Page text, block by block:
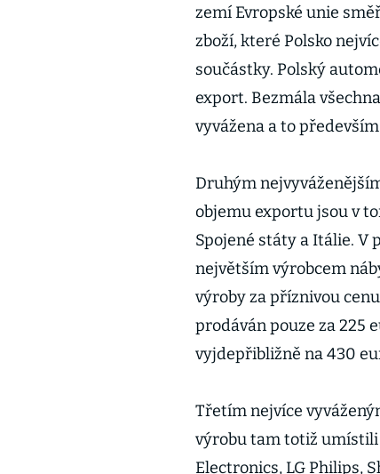
zemí Evropské unie
zboží, které Polsko
součástky. Polský
export. Bezmála
vyvážena a to
Druhým
objemu exportu jsou v
Spojené státy a Itálie. V
největším výrobcem
výroby za příznivou
prodáván pouze za 225
vyjdepřibližně na 430
Třetím nejvíce
výrobu tam totiž umístili
Electronics, LG Philips,